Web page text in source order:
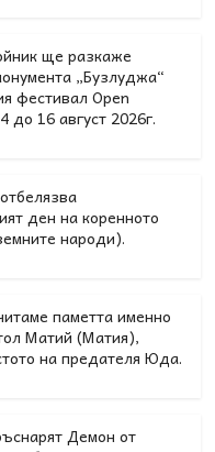
ще разкаже
„Бузлуджа“
фестивал Open
до 16 август 2026г.
ден на коренното
народи).
паметта именно
Матий (Матия),
на предателя Юда.
Демон от